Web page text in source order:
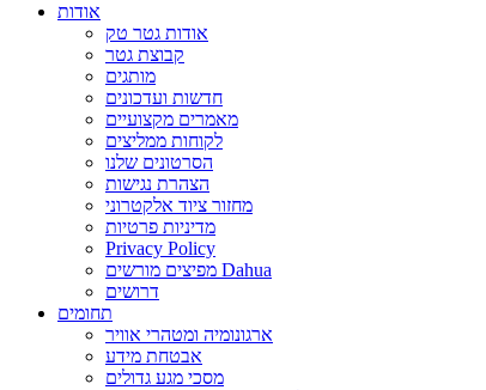
אודות
אודות גטר טק
קבוצת גטר
מותגים
חדשות ועדכונים
מאמרים מקצועיים
לקוחות ממליצים
הסרטונים שלנו
הצהרת נגישות
מחזור ציוד אלקטרוני
מדיניות פרטיות
Privacy Policy
מפיצים מורשים Dahua
דרושים
תחומים
ארגונומיה ומטהרי אוויר
אבטחת מידע
מסכי מגע גדולים